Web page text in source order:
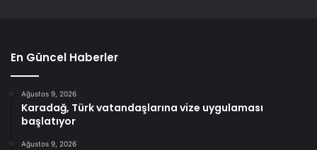
En Güncel Haberler
Ağustos 9, 2026
Karadağ, Türk vatandaşlarına vize uygulaması
başlatıyor
Ağustos 9, 2026